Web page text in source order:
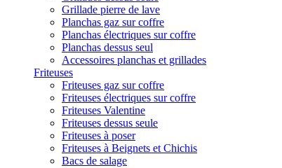
Grillade pierre de lave
Planchas gaz sur coffre
Planchas électriques sur coffre
Planchas dessus seul
Accessoires planchas et grillades
Friteuses
Friteuses gaz sur coffre
Friteuses électriques sur coffre
Friteuses Valentine
Friteuses dessus seule
Friteuses à poser
Friteuses à Beignets et Chichis
Bacs de salage